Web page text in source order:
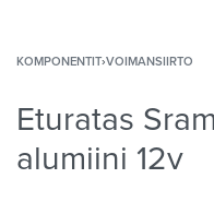
KOMPONENTIT›VOIMANSIIRTO
Eturatas
alumiini 12v